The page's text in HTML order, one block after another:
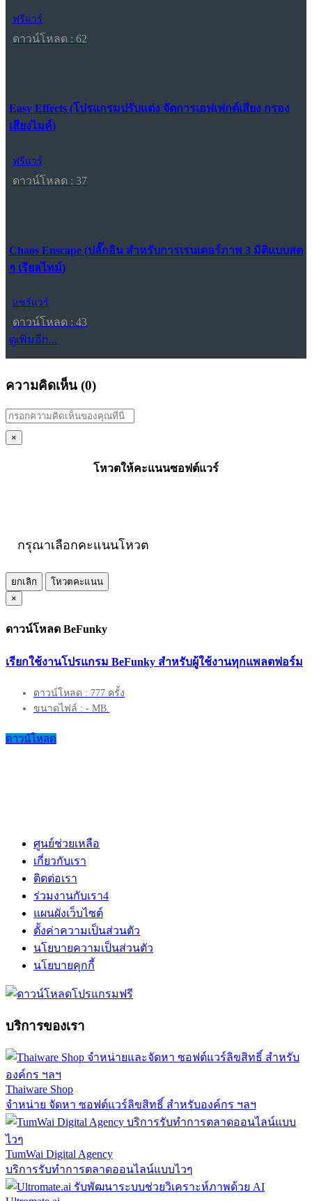
ฟรีแวร์
ดาวน์โหลด : 62
Easy Effects (โปรแกรมปรับแต่ง จัดการเอฟเฟกต์เสียง กรอง
เสียงไมค์)
ฟรีแวร์
ดาวน์โหลด : 37
Chaos Enscape (ปลั๊กอิน สำหรับการเรนเดอร์ภาพ 3 มิติแบบสด
ๆ เรียลไทม์)
แชร์แวร์
ดาวน์โหลด : 43
ดูเพิ่มอีก...
ความคิดเห็น (0)
×
โหวตให้คะแนนซอฟต์แวร์
กรุณาเลือกคะแนนโหวต
ยกเลิก
โหวตคะแนน
×
ดาวน์โหลด BeFunky
เรียกใช้งานโปรแกรม BeFunky สำหรับผู้ใช้งานทุกแพลตฟอร์ม
ดาวน์โหลด : 777 ครั้ง
ขนาดไฟล์ : - MB.
ดาวน์โหลด
ศูนย์ช่วยเหลือ
เกี่ยวกับเรา
ติดต่อเรา
ร่วมงานกับเรา4
แผนผังเว็บไซต์
ตั้งค่าความเป็นส่วนตัว
นโยบายความเป็นส่วนตัว
นโยบายคุกกี้
บริการของเรา
Thaiware Shop
จำหน่าย จัดหา ซอฟต์แวร์ลิขสิทธิ์ สำหรับองค์กร ฯลฯ
TumWai Digital Agency
บริการรับทำการตลาดออนไลน์แบบไวๆ